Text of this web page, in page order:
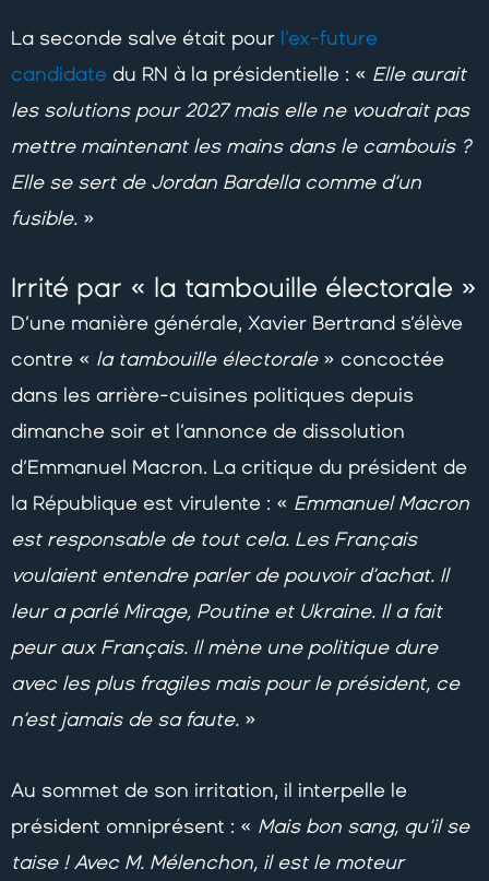
La seconde salve était pour l’ex-future
candidate du RN à la présidentielle : « Elle aurait
les solutions pour 2027 mais elle ne voudrait pas
mettre maintenant les mains dans le cambouis ?
Elle se sert de Jordan Bardella comme d’un
fusible. »
Irrité par « la tambouille électorale »
D’une manière générale, Xavier Bertrand s’élève
contre « la tambouille électorale» concoctée
dans les arrière-cuisines politiques depuis
dimanche soir et l’annonce de dissolution
d’Emmanuel Macron. La critique du président de
la République est virulente : « Emmanuel Macron
est responsable de tout cela. Les Français
voulaient entendre parler de pouvoir d’achat. Il
leur a parlé Mirage, Poutine et Ukraine. Il a fait
peur aux Français. Il mène une politique dure
avec les plus fragiles mais pour le président, ce
n’est jamais de sa faute. »
Au sommet de son irritation, il interpelle le
président omniprésent : « Mais bon sang, qu’il se
taise ! Avec M. Mélenchon, il est le moteur